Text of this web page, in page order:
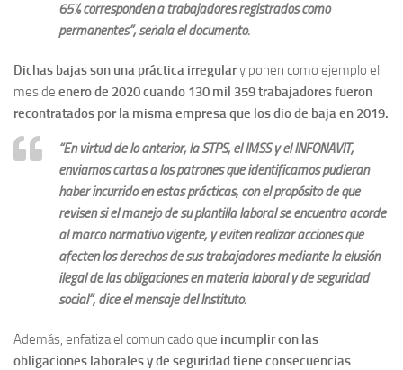
65% corresponden a trabajadores registrados como
permanentes”, señala el documento.
Dichas bajas son una práctica irregulary ponen como ejemplo el
mes de enero de 2020 cuando 130 mil 359 trabajadores fueron
recontratados por la misma empresa que los dio de baja en 2019.
“En virtud de lo anterior, la STPS, el IMSS y el INFONAVIT,
enviamos cartas a los patrones que identificamos pudieran
haber incurrido en estas prácticas, con el propósito de que
revisen si el manejo de su plantilla laboral se encuentra acorde
al marco normativo vigente, y eviten realizar acciones que
afecten los derechos de sus trabajadores mediante la elusión
ilegal de las obligaciones en materia laboral y de seguridad
social”, dice el mensaje del Instituto.
Además, enfatiza el comunicado que incumplir con las
obligaciones laborales y de seguridad tiene consecuencias